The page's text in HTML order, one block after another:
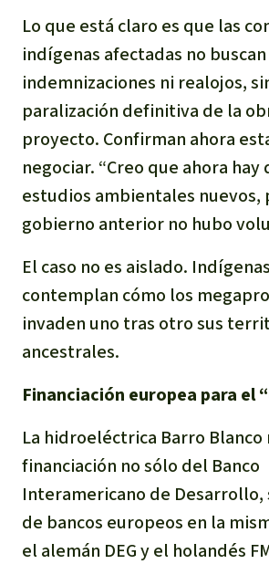
Lo que está claro es que las
indígenas afectadas no
indemnizaciones ni realojos,
paralización definitiva de la
proyecto. Confirman ahora
negociar. “Creo que ahora hay
estudios ambientales nuevos,
gobierno anterior no hubo
El caso no es aislado.
contemplan cómo los
invaden uno tras otro sus
ancestrales.
Financiación europea para el
La hidroeléctrica Barro Blanco
financiación no sólo del Banco
Interamericano de
de bancos europeos en la
el alemán DEG y el holandés